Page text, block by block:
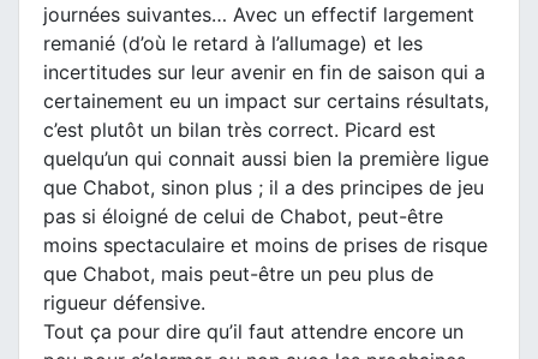
journées suivantes… Avec un effectif largement
remanié (d’où le retard à l’allumage) et les
incertitudes sur leur avenir en fin de saison qui a
certainement eu un impact sur certains résultats,
c’est plutôt un bilan très correct. Picard est
quelqu’un qui connait aussi bien la première ligue
que Chabot, sinon plus ; il a des principes de jeu
pas si éloigné de celui de Chabot, peut-être
moins spectaculaire et moins de prises de risque
que Chabot, mais peut-être un peu plus de
rigueur défensive.
Tout ça pour dire qu’il faut attendre encore un